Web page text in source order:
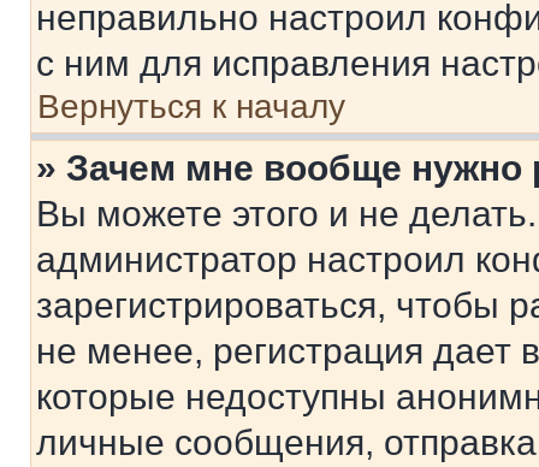
неправильно настроил
с ним для исправления
Вернуться к началу
» Зачем мне вообще нужно
Вы можете этого и не
администратор настроил
зарегистрироваться, чтобы
не менее, регистрация
которые недоступны
личные сообщения,